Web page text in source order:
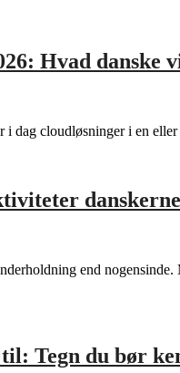
Hvad danske
i dag cloudløsninger i en
end
Tegn du bør